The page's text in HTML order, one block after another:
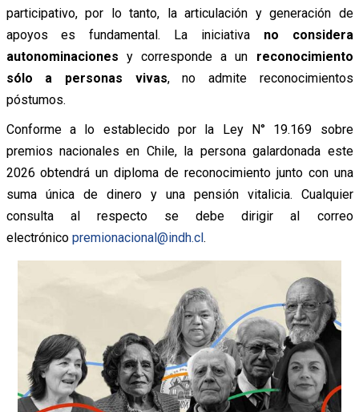
participativo, por lo tanto, la articulación y generación de
apoyos es fundamental. La iniciativa no considera
autonominaciones y corresponde a un reconocimiento
sólo a personas vivas, no admite reconocimientos
póstumos.
Conforme a lo establecido por la Ley N° 19.169 sobre
premios nacionales en Chile, la persona galardonada este
2026 obtendrá un diploma de reconocimiento junto con una
suma única de dinero y una pensión vitalicia. Cualquier
consulta al respecto se debe dirigir al correo
electrónico premionacional@indh.cl.